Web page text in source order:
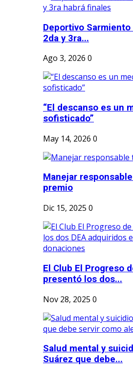
Deportivo
2da y 3ra...
Ago 3, 2026 0
“El descanso es un
sofisticado”
May 14, 2026 0
Manejar
premio
Dic 15, 2025 0
El Club El Progreso
presentó los dos...
Nov 28, 2025 0
Salud mental y
Suárez que debe...